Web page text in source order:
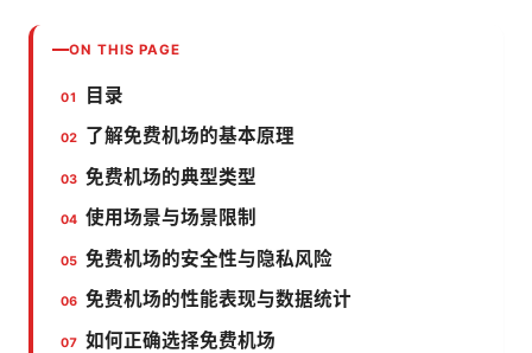
ON THIS PAGE
目录
了解免费机场的基本原理
免费机场的典型类型
使用场景与场景限制
免费机场的安全性与隐私风险
免费机场的性能表现与数据统计
如何正确选择免费机场